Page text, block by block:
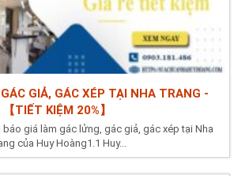
GIẢ, GÁC XÉP TẠI NHA TRANG -
【TIẾT KIỆM 20%】
giá làm gác lửng, gác giả, gác xép tại Nha
của Huy Hoàng1.1 Huy...